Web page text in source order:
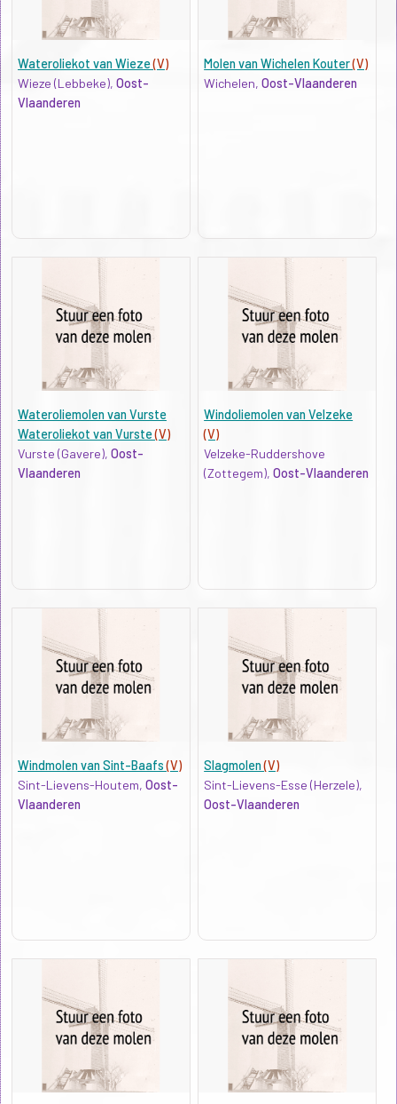
Wateroliekot van Wieze(V)
Wieze (Lebbeke), Oost-
Vlaanderen
Molen van Wichelen Kouter(V)
Wichelen,Oost-Vlaanderen
Wateroliemolen van Vurste
Wateroliekot van Vurste(V)
Vurste (Gavere), Oost-
Vlaanderen
Windoliemolen van Velzeke
(V)
Velzeke-Ruddershove
(Zottegem),Oost-Vlaanderen
Windmolen van Sint-Baafs(V)
Sint-Lievens-Houtem, Oost-
Vlaanderen
Slagmolen(V)
Sint-Lievens-Esse (Herzele),
Oost-Vlaanderen